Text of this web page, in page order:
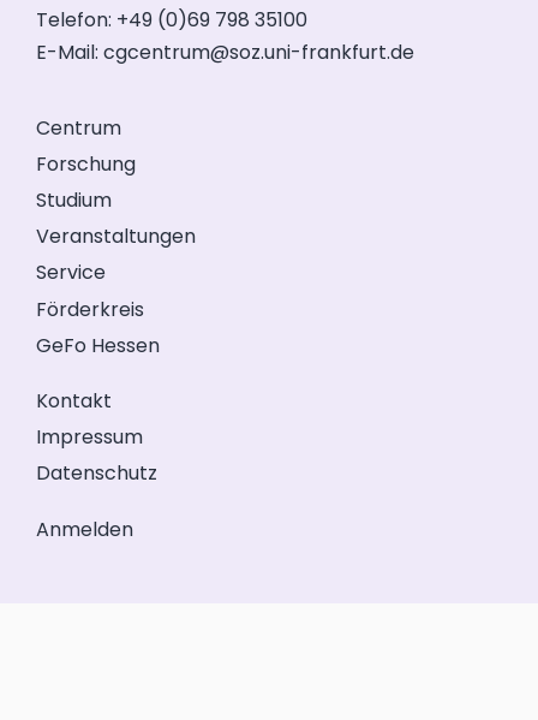
Telefon: +49 (0)69 798 35100
E-Mail: cgcentrum@soz.uni-frankfurt.de
Centrum
Forschung
Studium
Veranstaltungen
Service
Förderkreis
GeFo Hessen
Kontakt
Impressum
Datenschutz
Anmelden